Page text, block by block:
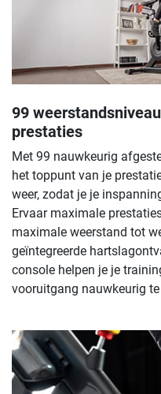
99
prestaties
Met 99 nauwkeurig
het toppunt van je
weer, zodat je je
Ervaar maximale
maximale weerstand tot
geïntegreerde
console helpen je je
vooruitgang nauwkeurig